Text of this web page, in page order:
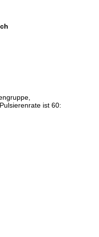
ist 60: